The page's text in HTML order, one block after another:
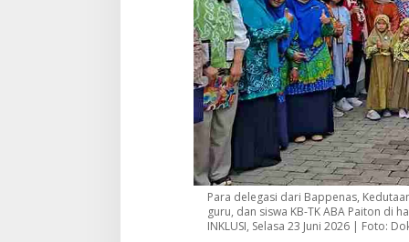
Para delegasi dari Bappenas,
guru, dan siswa KB-TK ABA Paiton di
INKLUSI, Selasa 23 Juni 2026 | Foto: